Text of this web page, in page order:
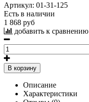
Артикул: 01-31-125
Есть в наличии
1 868 руб
добавить к сравнению
В корзину
Описание
Характеристики